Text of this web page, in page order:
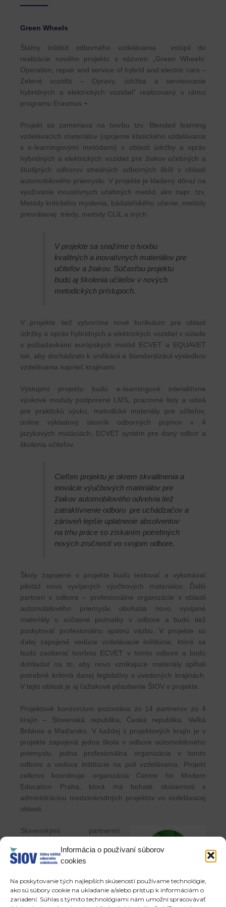
Informácia o používaní súborov
cookies
Na poskytovanie tých najlepších skúseností používame technológie,
ako sú súbory cookie na ukladanie a/alebo prístup k informáciám o
zariadení. Súhlas s týmito technológiami nám umožní spracovávať
Green Wheels
Štátny inštitút odborného vzdelávania vstúpil do
realizácie nového projektu s názvom „Green Wheels:
Operation, repair and service of hybrid and electric cars –
Zelené vozidlá – Opravy, údržba a servisovanie
hybridných a elektrických vozidiel“ realizovaný v rámci
programu Erasmus +.
Projekt sa zameriava na tvorbu tzv. Blended learning
vzdelávacích materiálov (spojenie klasického vzdelávania
s e-learningovými metódami) v oblasti údržby a opráv
hybridných a elektrických vozidiel pre žiakov učebných a
študijných odborov stredných odborných škôl v oblasti
automobilového priemyslu. V projekte je kladený dôraz na
využívanie inovatívnych učebných metód, ako napr. tzv.
Metódy kritického myslenia, bádateľského učenie, metódy
prevrátenej triedy, metódy CLIL a iných.
V projekte sa snažíme o tvorbu
kvalitných a inovatívnych materiálov pre
učiteľov a žiakov. Súčasťou projektu
budú aj školenia učiteľov v nových
metodických prístupoch.
V projekte tiež vytvoríme nové kurikulum pre oblasť
údržby a opráv hybridných a elektrických vozidiel v súlade
s požiadavkami európskych metód ECVET a EQUAVET
tak, aby dochádzalo k unifikácii a štandardizácii výsledkov
vzdelávania naprieč krajinami.
Výstupmi projektu budú e-learningové interaktívne
výukové moduly podporené LMS, pracovné listy a videá
pre praktickú výuku, metodické materiály pre učiteľov,
online výkladový slovník odborných pojmov v 4
jazykových mutáciách, ECVET systém pre daný odbor a
školenia učiteľov.
Cieľom projektu je okrem skvalitnenia a
inovácie výučbových materiálov pre
žiakov automobilového odvetvia tiež
zatraktívnenie odboru pre uchádzačov a
zároveň lepšie uplatnenie absolventov
na trhu práce so získaním potrebných
nových zručností vo svojom odbore.
Školy zapojené v projekte budú testovať a vykonávať
pilotáž novo vyvíjaných výučbových materiálov. Ďalší
partneri v odbore – profesionálne organizácie v oblasti
automobilového priemyslu obohatia novo vyvíjané
materiály o súčasné poznatky v odbore a budú tiež
poskytovať profesionálnu spätnú väzbu. V projekte sú
ďalej zapojené vedúce vzdelávacie inštitúcie, ktoré sa
budú zaoberať tvorbou ECVET v tomto odbore a budú
dohliadať na to, aby novo vznikajúce materiály spĺňali
potrebné kritériá danej legislatívy v uvedených krajinách.
V tejto oblasti je aj ťažiskové pôsobenie ŠIOV v projekte.
Projektové konzorcium pozostáva zo 14 partnerov zo 4
krajín – Slovenská republika, Česká republika, Veľká
Británia a Maďarsko. V každej z projektových krajín je v
projekte zapojená jedna škola v odbore automobilového
priemyslu, jedna profesionálna organizácia v tomto
odbore a vedúce inštitúcie na poli vzdelávania. Projekt
celkovo koordinuje organizácia Centre for Modern
Education Praha, ktorá má bohaté skúsenosti s
administráciou medzinárodných projektov vo vzdelávacej
oblasti.
Slovenskými partnermi
odborného vzdelávania, Zväz
automobilového priemyslu
Súkromná SOŠ automobilová
– Duálna akadémia Bratislava